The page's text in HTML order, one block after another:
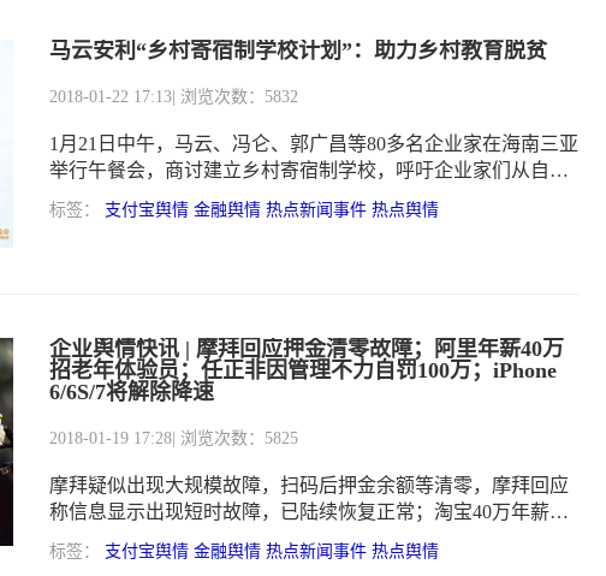
马云安利“乡村寄宿制学校计划”：助力乡村教育脱贫
2018-01-22 17:13 | 浏览次数：5832
1月21日中午，马云、冯仑、郭广昌等80多名企业家在海南三亚
举行午餐会，商讨建立乡村寄宿制学校，呼吁企业家们从自己
家乡入手，改善农村的教育状况，推动教育脱贫。
标签： 支付宝舆情 金融舆情 热点新闻事件 热点舆情
企业舆情快讯 | 摩拜回应押金清零故障；阿里年薪40万
招老年体验员；任正非因管理不力自罚100万；iPhone
6/6S/7将解除降速
2018-01-19 17:28 | 浏览次数：5825
摩拜疑似出现大规模故障，扫码后押金余额等清零，摩拜回应
称信息显示出现短时故障，已陆续恢复正常；淘宝40万年薪招
聘产品体验员，要求60岁以上；领导不力导致业务下滑，任正
非自罚100万；库克宣布iPhone 6/6S/7将解除降速，下个月开始
标签： 支付宝舆情 金融舆情 热点新闻事件 热点舆情